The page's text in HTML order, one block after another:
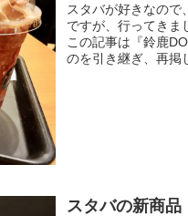
スタバが好きなので
ですが、行ってきま
この記事は『鈴鹿
のを引き継ぎ、再掲
スタバの新商品